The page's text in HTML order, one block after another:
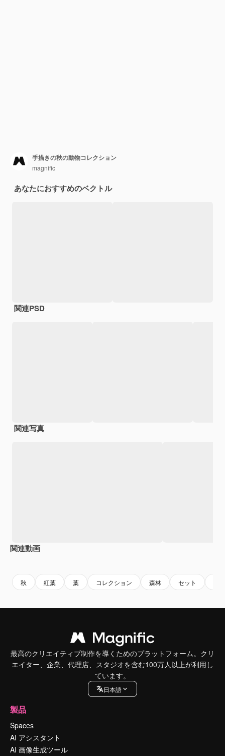
手描きの秋の動物コレクション
magnific
あなたにおすすめのベクトル
関連PSD
関連写真
関連動画
秋 紅葉 葉 コレクション 森林 セット
最高のクリエイティブ制作を導くためのプラットフォーム。クリ
エイター、企業、代理店、スタジオを含む100万人以上が利用し
ています。
日本語
製品
Spaces
AI アシスタント
AI 画像生成ツール